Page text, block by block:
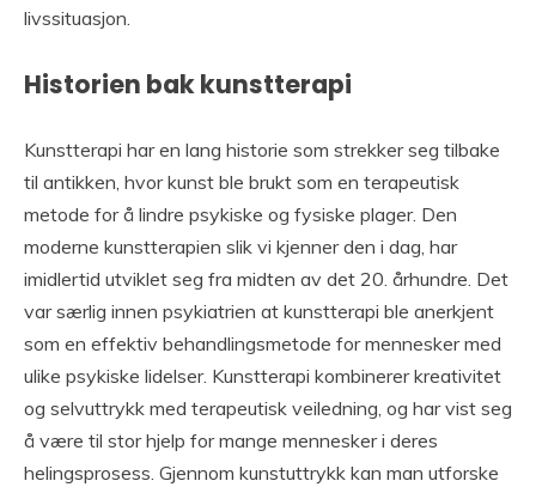
livssituasjon.
Historien bak kunstterapi
Kunstterapi har en lang historie som strekker seg tilbake
til antikken, hvor kunst ble brukt som en terapeutisk
metode for å lindre psykiske og fysiske plager. Den
moderne kunstterapien slik vi kjenner den i dag, har
imidlertid utviklet seg fra midten av det 20. århundre. Det
var særlig innen psykiatrien at kunstterapi ble anerkjent
som en effektiv behandlingsmetode for mennesker med
ulike psykiske lidelser. Kunstterapi kombinerer kreativitet
og selvuttrykk med terapeutisk veiledning, og har vist seg
å være til stor hjelp for mange mennesker i deres
helingsprosess. Gjennom kunstuttrykk kan man utforske